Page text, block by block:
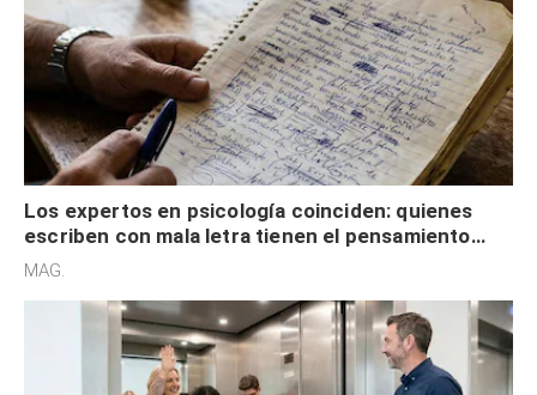
Los expertos en psicología coinciden: quienes
escriben con mala letra tienen el pensamiento
acelerado y no lo hacen por desinterés
MAG.